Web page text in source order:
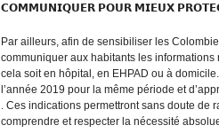
𝗖𝗢𝗠𝗠𝗨𝗡𝗜𝗤𝗨𝗘𝗥 𝗣𝗢𝗨𝗥 𝗠𝗜𝗘𝗨𝗫
Par ailleurs, afin de sensibiliser les
communiquer aux habitants les
cela soit en hôpital, en EHPAD ou à
l’année 2019 pour la même période et
. Ces indications permettront sans doute de
comprendre et respecter la nécessité